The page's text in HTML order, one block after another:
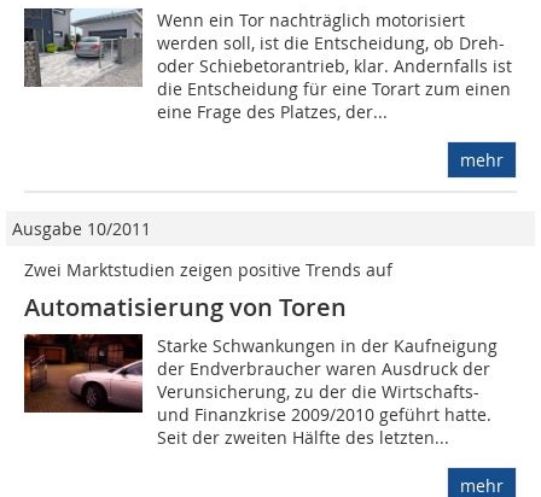
Wenn ein Tor nachträglich motorisiert
werden soll, ist die Entscheidung, ob Dreh-
oder Schiebetorantrieb, klar. Andernfalls ist
die Entscheidung für eine Torart zum einen
eine Frage des Platzes, der...
mehr
Ausgabe 10/2011
Zwei Marktstudien zeigen positive Trends auf
Automatisierung von Toren
Starke Schwankungen in der Kaufneigung
der Endverbraucher waren Ausdruck der
Verunsicherung, zu der die Wirtschafts-
und Finanzkrise 2009/2010 geführt hatte.
Seit der zweiten Hälfte des letzten...
mehr